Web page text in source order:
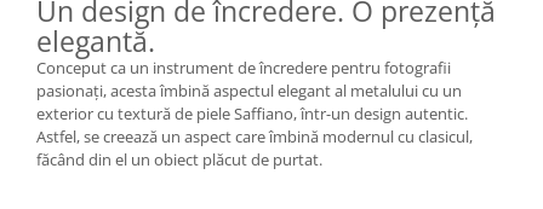
Blitz-uri studio
Blitz-uri mobile, cu acumulatori
Softbox-uri
Accesorii Blitz-uri studio
Lampi lumina continua
Un design de încredere. O prezență
elegantă.
Conceput ca un instrument de încredere pentru fotografii
pasionați, acesta îmbină aspectul elegant al metalului cu un
exterior cu textură de piele Saffiano, într-un design autentic.
Astfel, se creează un aspect care îmbină modernul cu clasicul,
făcând din el un obiect plăcut de purtat.